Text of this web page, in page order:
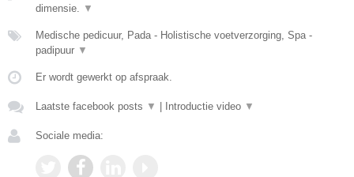
dimensie. ▼
Medische pedicuur, Pada - Holistische voetverzorging, Spa -
padipuur ▼
Er wordt gewerkt op afspraak.
Laatste facebook posts ▼ Introductie video ▼
Sociale media: